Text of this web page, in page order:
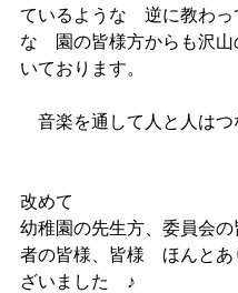
ているような　逆に教わっ
な　園の皆様方からも沢
いております。
音楽を通して人と人はつ
改めて
幼稚園の先生方、委員会
者の皆様、皆様　ほんと
ざいました　♪